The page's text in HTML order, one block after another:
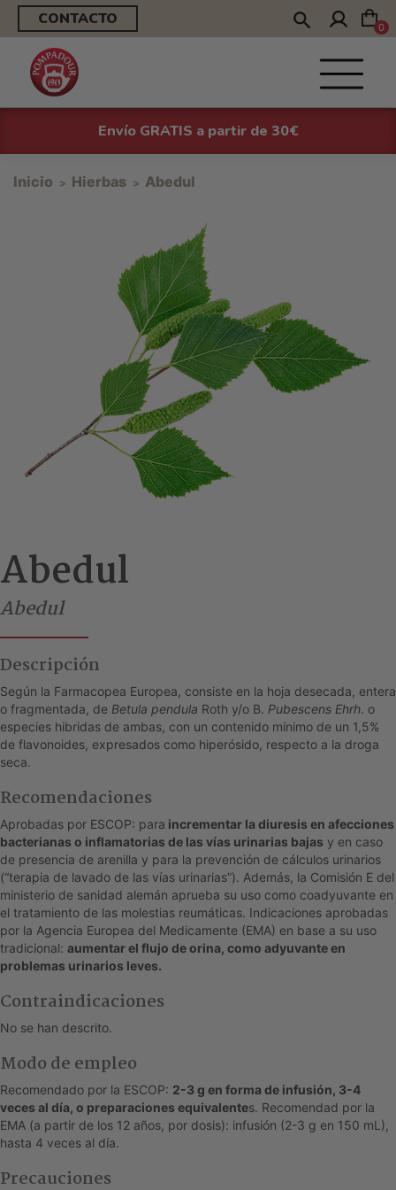
CONTACTO 0
Envío GRATIS a partir de 30€
Inicio Hierbas Abedul
Abedul
Abedul
Descripción
Según la Farmacopea Europea, consiste en la hoja desecada, entera
o fragmentada, de Betula pendula Roth y/o B. Pubescens Ehrh. o
especies hibridas de ambas, con un contenido mínimo de un 1,5%
de flavonoides, expresados como hiperósido, respecto a la droga
seca.
Recomendaciones
Aprobadas por ESCOP: para incrementar la diuresis en afecciones
bacterianas o inflamatorias de las vías urinarias bajas y en caso
de presencia de arenilla y para la prevención de cálculos urinarios
(“terapia de lavado de las vías urinarias”). Además, la Comisión E del
ministerio de sanidad alemán aprueba su uso como coadyuvante en
el tratamiento de las molestias reumáticas. Indicaciones aprobadas
por la Agencia Europea del Medicamente (EMA) en base a su uso
tradicional: aumentar el flujo de orina, como adyuvante en
problemas urinarios leves.
Contraindicaciones
No se han descrito.
Modo de empleo
Recomendado por la ESCOP: 2-3 g en forma de infusión, 3-4
veces al día, o preparaciones equivalentes. Recomendad por la
EMA (a partir de los 12 años, por dosis): infusión (2-3 g en 150 mL),
hasta 4 veces al día.
Precauciones